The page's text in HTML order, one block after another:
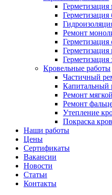
Герметизация
Ремонт
Герметизация
Герметизация
Герметизация
Кровельные работы
Частичный
Капитальный
Ремонт
Ремонт
Утепление
Покраска
Наши работы
Цены
Сертификаты
Вакансии
Новости
Статьи
Контакты